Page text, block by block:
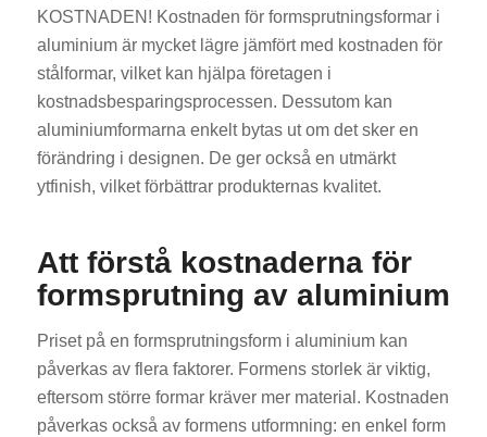
KOSTNADEN! Kostnaden för formsprutningsformar i
aluminium är mycket lägre jämfört med kostnaden för
stålformar, vilket kan hjälpa företagen i
kostnadsbesparingsprocessen. Dessutom kan
aluminiumformarna enkelt bytas ut om det sker en
förändring i designen. De ger också en utmärkt
ytfinish, vilket förbättrar produkternas kvalitet.
Att förstå kostnaderna för
formsprutning av aluminium
Priset på en formsprutningsform i aluminium kan
påverkas av flera faktorer. Formens storlek är viktig,
eftersom större formar kräver mer material. Kostnaden
påverkas också av formens utformning: en enkel form